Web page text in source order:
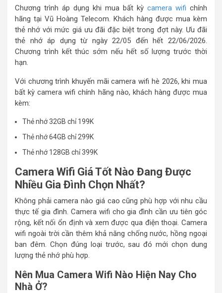
Chương trình áp dụng khi mua bất kỳ camera wifi chính
hãng tại Vũ Hoàng Telecom. Khách hàng được mua kèm
thẻ nhớ với mức giá ưu đãi đặc biệt trong đợt này. Ưu đãi
thẻ nhớ áp dụng từ ngày 22/05 đến hết 22/06/2026.
Chương trình kết thúc sớm nếu hết số lượng trước thời
hạn.
Với chương trình khuyến mãi camera wifi hè 2026, khi mua
bất kỳ camera wifi chính hãng nào, khách hàng được mua
kèm:
Thẻ nhớ 32GB chỉ 199K
Thẻ nhớ 64GB chỉ 299K
Thẻ nhớ 128GB chỉ 399K
Camera Wifi Giá Tốt Nào Đang Được
Nhiều Gia Đình Chọn Nhất?
Không phải camera nào giá cao cũng phù hợp với nhu cầu
thực tế gia đình. Camera wifi cho gia đình cần ưu tiên góc
rộng, kết nối ổn định và xem được qua điện thoại. Camera
wifi ngoài trời cần thêm khả năng chống nước, hồng ngoại
ban đêm. Chọn đúng loại trước, sau đó mới chọn dung
lượng thẻ nhớ phù hợp.
Nên Mua Camera Wifi Nào Hiện Nay Cho
Nhà Ở?